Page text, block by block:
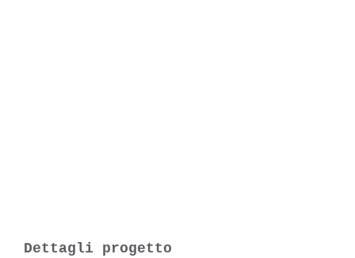
Dettagli progetto